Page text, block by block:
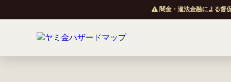
闇金・違法金融による督